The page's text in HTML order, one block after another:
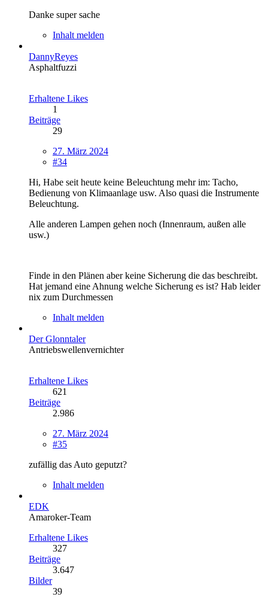
Danke super sache
Inhalt melden
DannyReyes
Asphaltfuzzi
Erhaltene Likes
1
Beiträge
29
27. März 2024
#34
Hi, Habe seit heute keine Beleuchtung mehr im: Tacho,
Bedienung von Klimaanlage usw. Also quasi die Instrumente
Beleuchtung.
Alle anderen Lampen gehen noch (Innenraum, außen alle
usw.)
Finde in den Plänen aber keine Sicherung die das beschreibt.
Hat jemand eine Ahnung welche Sicherung es ist? Hab leider
nix zum Durchmessen
Inhalt melden
Der Glonntaler
Antriebswellenvernichter
Erhaltene Likes
621
Beiträge
2.986
27. März 2024
#35
zufällig das Auto geputzt?
Inhalt melden
EDK
Amaroker-Team
Erhaltene Likes
327
Beiträge
3.647
Bilder
39